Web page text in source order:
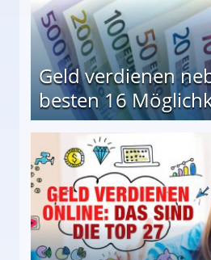
Geld verdienen
besten 16